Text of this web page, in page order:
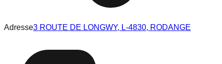
Adresse3 ROUTE DE LONGWY, L-4830, RODANGE